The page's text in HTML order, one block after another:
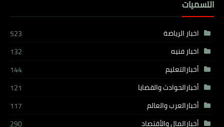
التسميات
اخبار الرياضة
523
اخبار فنيه
132
أخبارالتعليم
144
أخبارالحوادث والقضايا
121
أخبارالعرب والعالم
117
أخبارالمال والأقتصاد
290